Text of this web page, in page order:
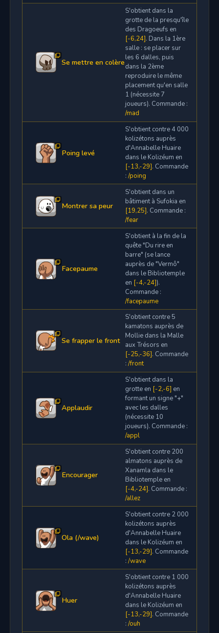
Se mettre en colère
S'obtient dans la
grotte de la presqu'île
des Dragoeufs en
[-6,24]. Dans la 1ère
salle : se placer sur
les 6 dalles, puis
dans la 2ème
reproduire le même
placement qu'en salle
1 (nécessite 7
joueurs). Commande :
/mad
Poing levé
S'obtient contre 4 000
kolizétons auprès
d'Annabelle Huaire
dans le Kolizéum en
[-13,-29]. Commande
: /poing
Montrer sa peur
S'obtient dans un
bâtiment à Sufokia en
[19,25]. Commande :
/fear
Facepaume
S'obtient à la fin de la
quête "Du rire en
barre" (se lance
auprès de "Vermô"
dans le Bibliotemple
en [-4,-24]).
Commande :
/facepaume
Se frapper le front
S'obtient contre 5
kamatons auprès de
Mollie dans la Malle
aux Trésors en
[-25,-36]. Commande
: /front
Applaudir
S'obtient dans la
grotte en [-2,-6] en
formant un signe "+"
avec les dalles
(nécessite 10
joueurs). Commande :
/appl
Encourager
S'obtient contre 200
almatons auprès de
Xanamla dans le
Bibliotemple en
[-4,-24]. Commande :
/allez
Ola (/wave)
S'obtient contre 2 000
kolizétons auprès
d'Annabelle Huaire
dans le Kolizéum en
[-13,-29]. Commande
: /wave
Huer
S'obtient contre 1 000
kolizétons auprès
d'Annabelle Huaire
dans le Kolizéum en
[-13,-29]. Commande
: /ouh